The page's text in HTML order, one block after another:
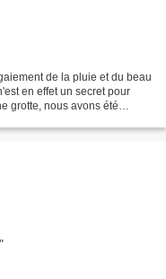
de la pluie et du beau
en effet un secret pour
grotte, nous avons été